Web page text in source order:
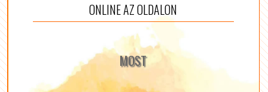
ONLINE AZ OLDALON
MOST